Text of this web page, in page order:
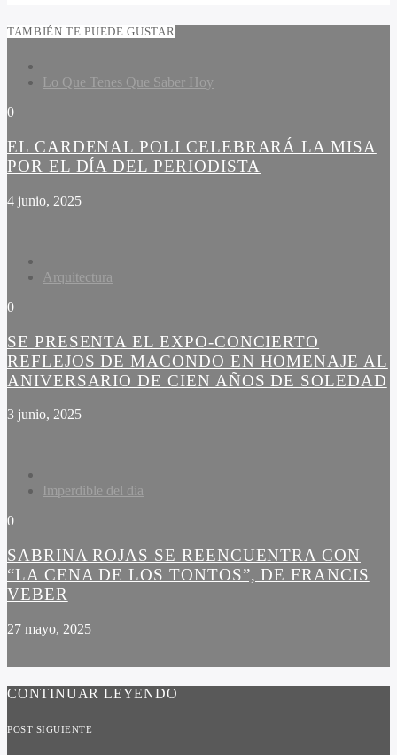
TAMBIÉN TE PUEDE GUSTAR
Lo Que Tenes Que Saber Hoy
0
EL CARDENAL POLI CELEBRARÁ LA MISA
POR EL DÍA DEL PERIODISTA
4 junio, 2025
Arquitectura
0
SE PRESENTA EL EXPO-CONCIERTO
REFLEJOS DE MACONDO EN HOMENAJE AL
ANIVERSARIO DE CIEN AÑOS DE SOLEDAD
3 junio, 2025
Imperdible del dia
0
SABRINA ROJAS SE REENCUENTRA CON
“LA CENA DE LOS TONTOS”, DE FRANCIS
VEBER
27 mayo, 2025
CONTINUAR LEYENDO
POST SIGUIENTE